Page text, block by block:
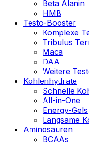
Beta Alanin
HMB
Testo-Booster
Komplexe
Tribulus
Maca
DAA
Weitere
Kohlenhydrate
Schnelle
All-in-One
Energy-Gels
Langsame
Aminosäuren
BCAAs